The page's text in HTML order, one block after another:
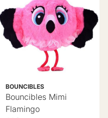
BOUNCIBLES
Bouncibles Mimi
Flamingo